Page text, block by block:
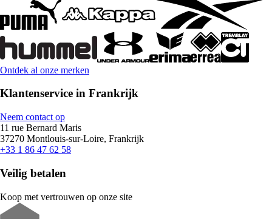
Ontdek al onze merken
Klantenservice in Frankrijk
Neem contact op
11 rue Bernard Maris
37270 Montlouis-sur-Loire, Frankrijk
+33 1 86 47 62 58
Veilig betalen
Koop met vertrouwen op onze site